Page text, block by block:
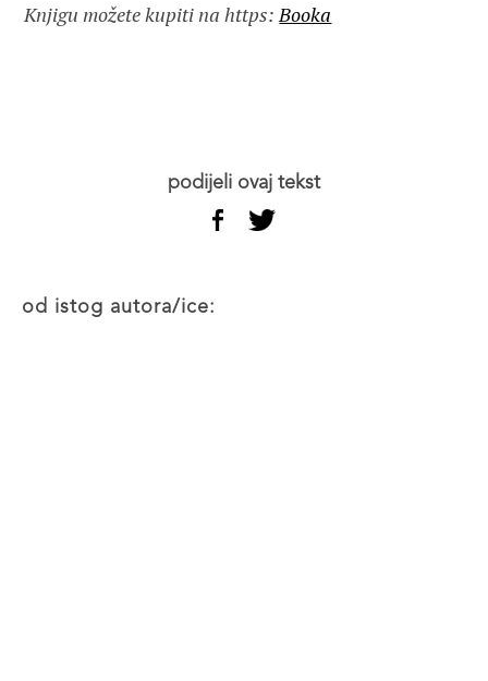
Knjigu možete kupiti na https:Booka
podijeli ovaj tekst
od istog autora/ice: